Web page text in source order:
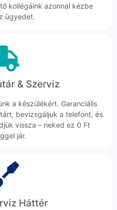
kollégáink azonnal kézbe
ügyedet.
& Szerviz
a készülékért. Garanciális
bevizsgáljuk a telefont, és
vissza – neked ez 0 Ft
jár.
Háttér